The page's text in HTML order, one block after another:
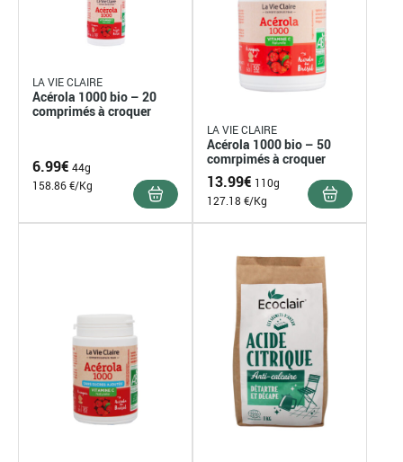
LA VIE CLAIRE
Acérola 1000 bio – 20
comprimés à croquer
6.99€ 44g
158.86 €/Kg
LA VIE CLAIRE
Acérola 1000 bio – 50
comrpimés à croquer
13.99€ 110g
127.18 €/Kg